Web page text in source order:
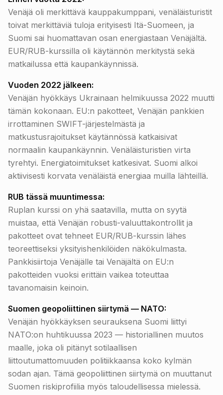
Venäjä oli merkittävä kauppakumppani, venäläisturistit
toivat merkittäviä tuloja erityisesti Itä-Suomeen, ja
Suomi sai huomattavan osan energiastaan Venäjältä.
EUR/RUB-kurssilla oli käytännön merkitystä sekä
matkailussa että kaupankäynnissä.
Vuoden 2022 jälkeen:
Venäjän hyökkäys Ukrainaan helmikuussa 2022 muutti
tämän kokonaan. EU:n pakotteet, Venäjän pankkien
irrottaminen SWIFT-järjestelmästä ja
matkustusrajoitukset käytännössä katkaisivat
normaalin kaupankäynnin. Venäläisturistien virta
tyrehtyi. Energiatoimitukset katkesivat. Suomi alkoi
aktiivisesti korvata venäläistä energiaa muilla lähteillä.
RUB tässä muuntimessa:
Ruplan kurssi on yhä saatavilla, mutta on syytä
muistaa, että Venäjän robusti-valuuttakontrollit ja
pakotteet ovat tehneet EUR/RUB-kurssin lähes
teoreettiseksi yksityishenkilöiden näkökulmasta.
Pankkisiirtoja Venäjälle tai Venäjältä on EU:n
pakotteiden vuoksi erittäin vaikea toteuttaa
tavanomaisin keinoin.
Suomen geopoliittinen siirtymä — NATO:
Venäjän hyökkäyksen seurauksena Suomi liittyi
NATO:on huhtikuussa 2023 — historiallinen muutos
maalle, joka oli pitänyt sotilaallisen
liittoutumattomuuden politiikkaansa koko kylmän
sodan ajan. Tämä geopoliittinen siirtymä on muuttanut
Suomen riskiprofiilia myös taloudellisessa mielessä.